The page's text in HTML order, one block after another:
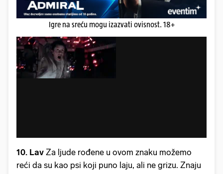
Igre na sreću mogu izazvati ovisnost. 18+
10. Lav Za ljude rođene u ovom znaku možemo
reći da su kao psi koji puno laju, ali ne grizu. Znaju